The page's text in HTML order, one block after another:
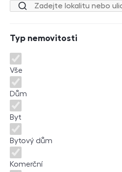
Lokalita nebo ulice
Typ nemovitosti
Typ nemovitosti
Vše
Dům
Byt
Bytový dům
Komerční